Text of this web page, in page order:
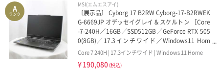
A
ランク
MSI(エムエスアイ)
〔展示品〕 Cyborg 17 B2RW Cyborg-17-B2RWEK
G-6669JP オデッセイグレイ & スケルトン ［Core
-7-240H／16GB／SSD512GB／GeForce RTX 505
0(8GB)／17.3インチワイド／Windows11 Hom
e］
Core 7 240H | 17.3インチワイド | Windows 11 Home
¥190,080 (税込)